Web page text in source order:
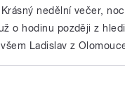
nedělní večer,
o hodinu později z
Ladislav z